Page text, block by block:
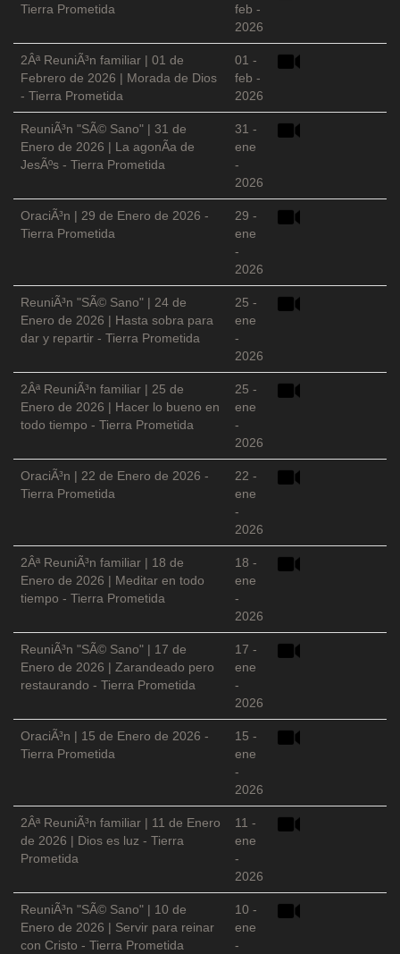
Tierra Prometida
feb -
2026
2Âª ReuniÃ³n familiar | 01 de
Febrero de 2026 | Morada de Dios
- Tierra Prometida
01 -
feb -
2026
ReuniÃ³n "SÃ© Sano" | 31 de
Enero de 2026 | La agonÃ­a de
JesÃºs - Tierra Prometida
31 -
ene
-
2026
OraciÃ³n | 29 de Enero de 2026 -
Tierra Prometida
29 -
ene
-
2026
ReuniÃ³n "SÃ© Sano" | 24 de
Enero de 2026 | Hasta sobra para
dar y repartir - Tierra Prometida
25 -
ene
-
2026
2Âª ReuniÃ³n familiar | 25 de
Enero de 2026 | Hacer lo bueno en
todo tiempo - Tierra Prometida
25 -
ene
-
2026
OraciÃ³n | 22 de Enero de 2026 -
Tierra Prometida
22 -
ene
-
2026
2Âª ReuniÃ³n familiar | 18 de
Enero de 2026 | Meditar en todo
tiempo - Tierra Prometida
18 -
ene
-
2026
ReuniÃ³n "SÃ© Sano" | 17 de
Enero de 2026 | Zarandeado pero
restaurando - Tierra Prometida
17 -
ene
-
2026
OraciÃ³n | 15 de Enero de 2026 -
Tierra Prometida
15 -
ene
-
2026
2Âª ReuniÃ³n familiar | 11 de Enero
de 2026 | Dios es luz - Tierra
Prometida
11 -
ene
-
2026
ReuniÃ³n "SÃ© Sano" | 10 de
Enero de 2026 | Servir para reinar
con Cristo - Tierra Prometida
10 -
ene
-